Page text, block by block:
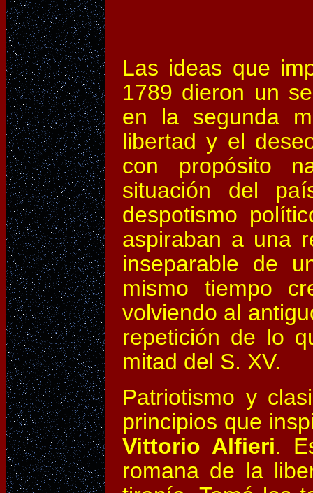
Las ideas que
1789 dieron un
en la segunda
libertad y el
con propósito
situación del
despotismo
aspiraban a una
inseparable de
mismo tiempo
volviendo al
repetición de lo
mitad del S. XV.
Patriotismo y
principios que
Vittorio Alfieri.
romana de la